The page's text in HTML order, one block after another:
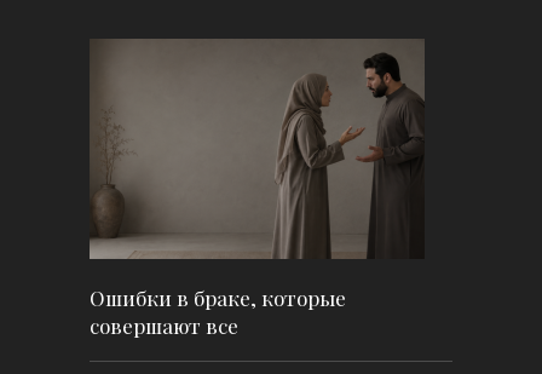
Ошибки в браке, которые
совершают все